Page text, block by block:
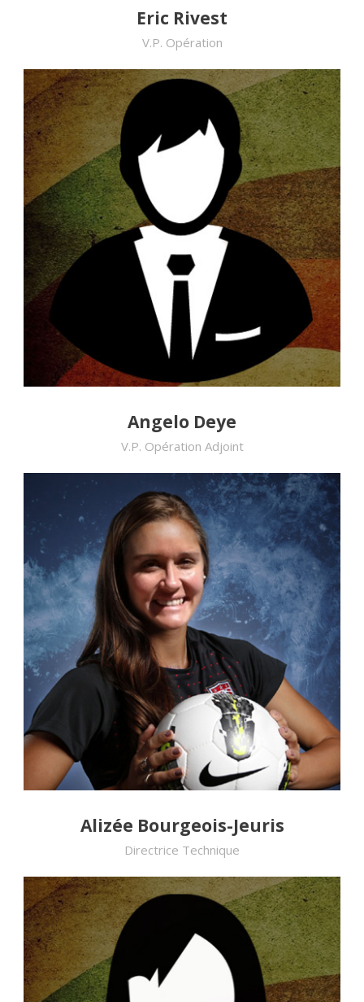
Eric Rivest
V.P. Opération
Angelo Deye
V.P. Opération Adjoint
Alizée Bourgeois-Jeuris
Directrice Technique